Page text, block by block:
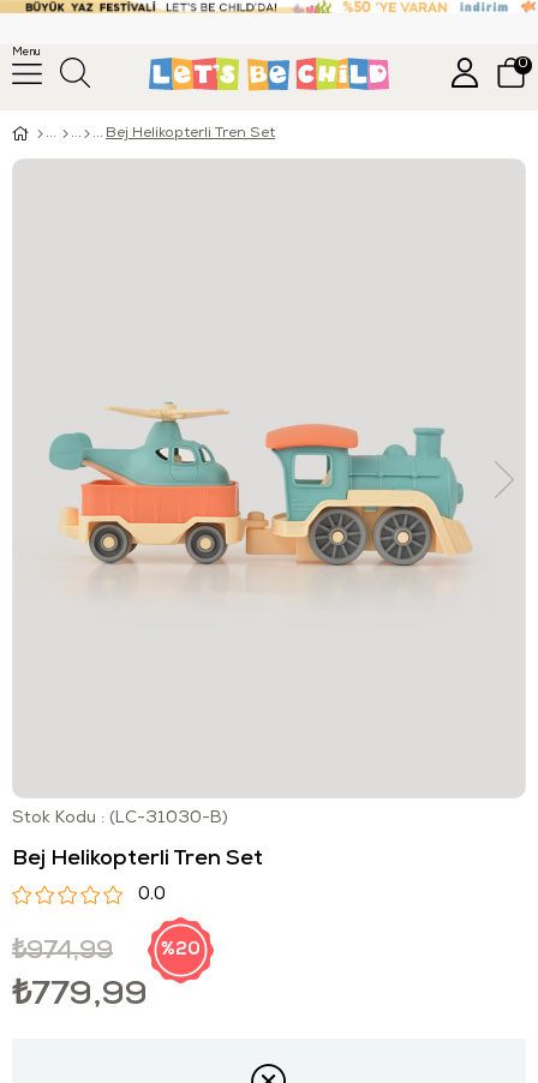
Menu
0
Bej Helikopterli Tren Set
Stok Kodu (LC-31030-B)
Bej Helikopterli Tren Set
0.0
₺974,99
₺779,99
20